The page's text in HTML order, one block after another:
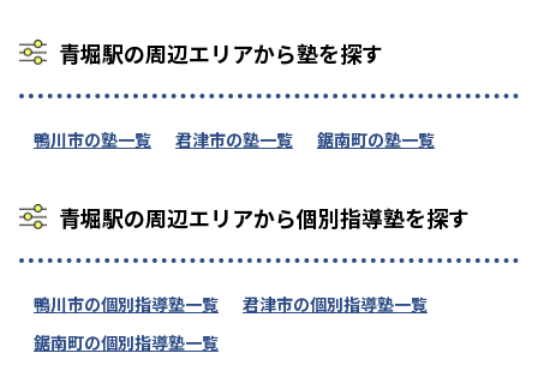
青堀駅の周辺エリアから塾を探す
鴨川市の塾一覧 君津市の塾一覧 鋸南町の塾一覧
青堀駅の周辺エリアから個別指導塾を探す
鴨川市の個別指導塾一覧
君津市の個別指導塾一覧
鋸南町の個別指導塾一覧